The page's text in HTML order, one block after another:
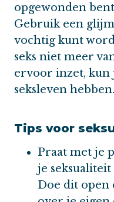
opgewonden
Gebruik een
vochtig kunt
seks niet meer
ervoor inzet, kun
seksleven hebben.
Tips voor
Praat met je
je
Doe dit open